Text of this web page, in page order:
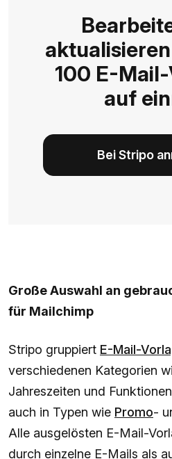
100 E-
auf
Bei Stripo
Große Auswahl an
für Mailchimp
Stripo gruppiert E-Mail-
verschiedenen Kategorien
Jahreszeiten und
auch in Typen wie Promo-
Alle ausgelösten E-Mail-
durch einzelne E-Mails als